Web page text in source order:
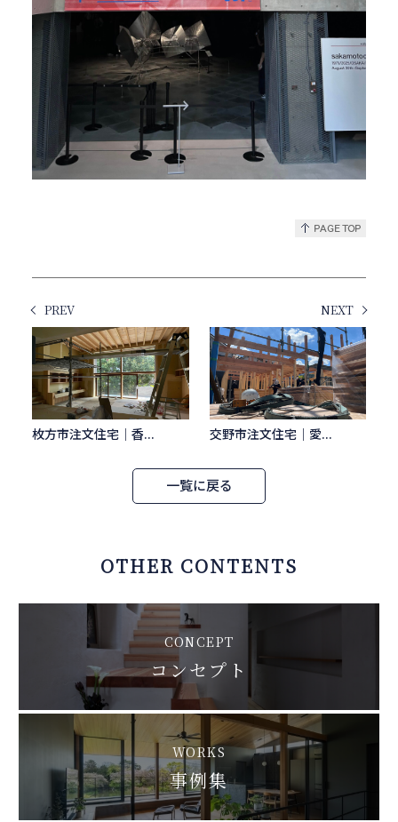
PREV
枚方市注文住宅｜香...
NEXT
交野市注文住宅｜愛...
一覧に戻る
OTHER CONTENTS
CONCEPT
コンセプト
WORKS
事例集